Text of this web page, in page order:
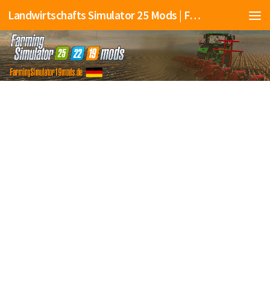
Landwirtschafts Simulator 25 Mods | Farming Simulator 25 Mods | FS25 Mods